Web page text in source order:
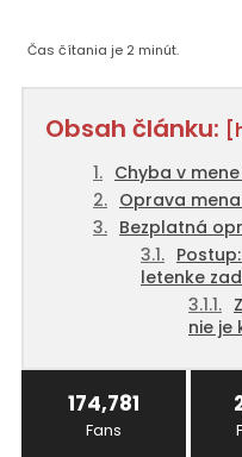
Čas čítania je 2 minút.
Obsah článku:
Chyba v
Oprava
Bezplatná
letenke
nie je
174,781
Fans